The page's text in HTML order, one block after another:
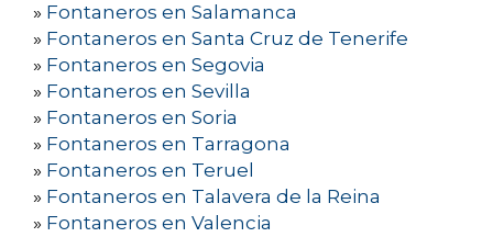
» Fontaneros en Salamanca
» Fontaneros en Santa Cruz de Tenerife
» Fontaneros en Segovia
» Fontaneros en Sevilla
» Fontaneros en Soria
» Fontaneros en Tarragona
» Fontaneros en Teruel
» Fontaneros en Talavera de la Reina
» Fontaneros en Valencia